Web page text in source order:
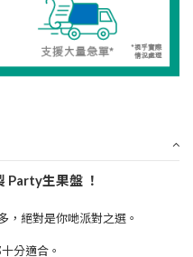
Party生果盤 ！
，絕對是你哋派對之選。
分適合。